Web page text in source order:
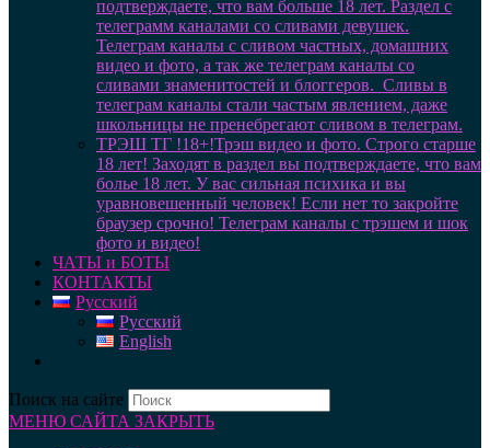
подтверждаете, что вам больше 18 лет. Раздел с
телеграмм каналами со сливами девушек.
Телеграм каналы с сливом частных, домашних
видео и фото, а так же телеграм каналы со
сливами знаменитостей и блоггеров. Сливы в
телеграм каналы стали частым явлением, даже
школьницы не пренебрегают сливом в телеграм.
ТРЭШ ТГ !18+!Трэш видео и фото. Строго старше
18 лет! Заходят в раздел вы подтверждаете, что вам
болье 18 лет. У вас сильная психика и вы
уравновешенный человек! Если нет то закройте
браузер срочно! Телеграм каналы с трэшем и шок
фото и видео!
ЧАТЫ и БОТЫ
КОНТАКТЫ
Русский
Русский
English
Поиск на сайте
МЕНЮ САЙТА ЗАКРЫТЬ